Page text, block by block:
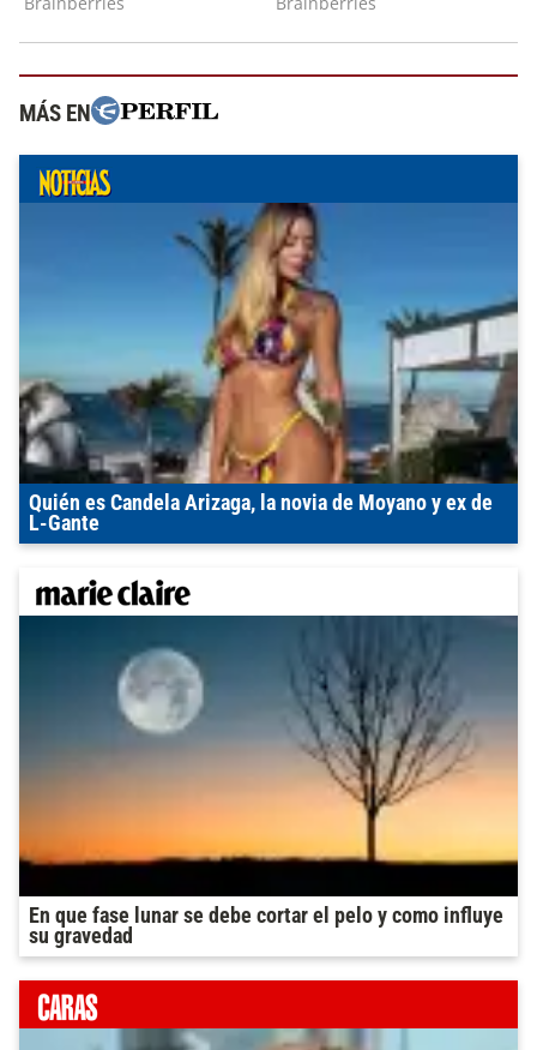
MÁS EN
Quién es Candela Arizaga, la novia de Moyano y ex de
L-Gante
En que fase lunar se debe cortar el pelo y como influye
su gravedad